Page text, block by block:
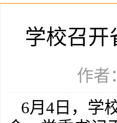
学校召开
作者
6月4日，学